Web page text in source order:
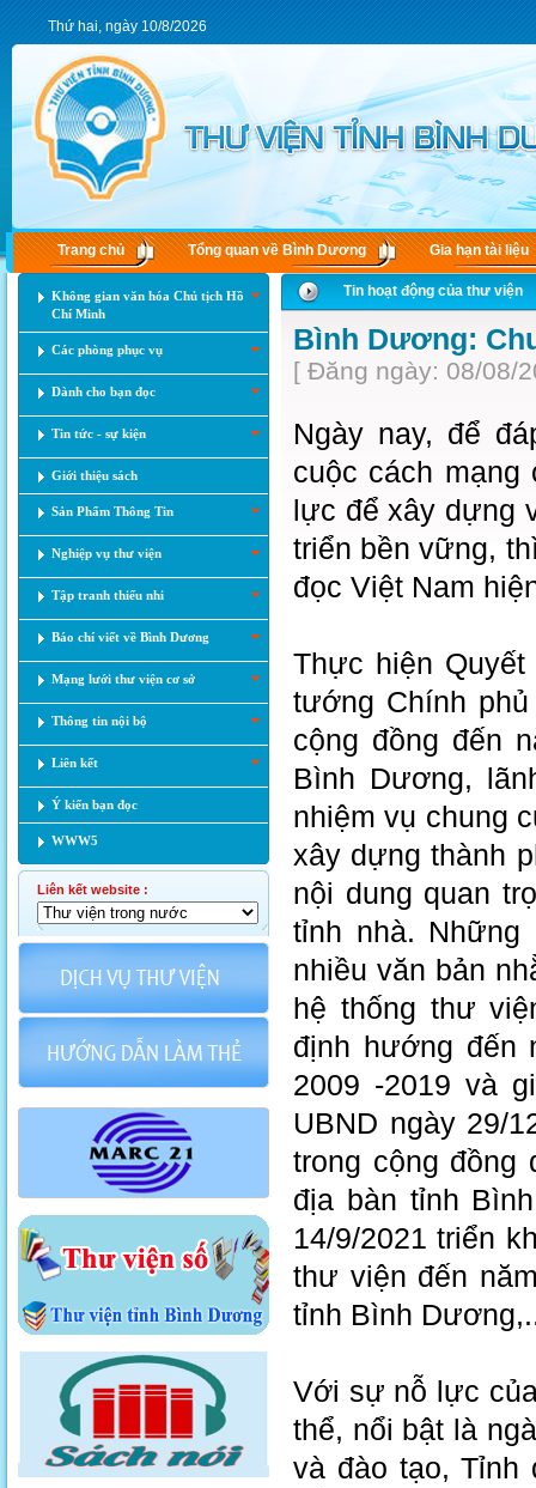
Thứ hai, ngày 10/8/2026
Trang chủ Tổng quan về Bình Dương Gia hạn tài liệu
Không gian văn hóa Chủ tịch Hồ
Chí Minh
Các phòng phục vụ
Dành cho bạn đọc
Tin tức - sự kiện
Giới thiệu sách
Sản Phẩm Thông Tin
Nghiệp vụ thư viện
Tập tranh thiếu nhi
Báo chí viết về Bình Dương
Mạng lưới thư viện cơ sở
Thông tin nội bộ
Liên kết
Ý kiến bạn đọc
WWW5
Liên kết website :
Tin hoạt động của thư viện
Bình Dương:
[ Đăng ngày: 08/08/
Ngày nay, để
cuộc cách
lực để xây dựng
triển bền vững,
đọc Việt Nam
Thực hiện Quyết
tướng Chính
cộng đồng đến
Bình Dương,
nhiệm vụ chung
xây dựng thành
nội dung quan
tỉnh nhà. Những
nhiều văn bản
hệ thống thư
định hướng đến
2009 -2019 và
UBND ngày 29/
trong cộng đồng
địa bàn tỉnh
14/9/2021 triển
thư viện đến
tỉnh Bình
Với sự nỗ lực
thể, nổi bật là
và đào tạo, Tỉnh